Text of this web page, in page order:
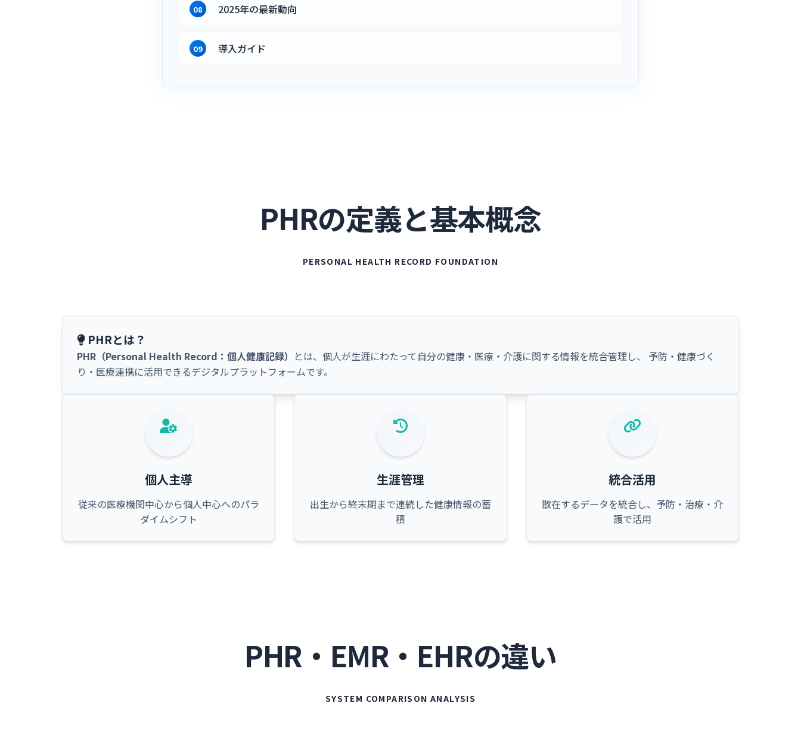
2025年の最新動向
導入ガイド
PHRの定義と基本概念
PERSONAL HEALTH RECORD FOUNDATION
PHRとは？
PHR（Personal Health Record：個人健康記録） とは、個人が生涯にわたって自分の健康・医療・介護に関する情報を統合管理し、 予防・健康づく
り・医療連携に活用できるデジタルプラットフォームです。
個人主導
従来の医療機関中心から個人中心へのパラ
ダイムシフト
生涯管理
出生から終末期まで連続した健康情報の蓄
積
統合活用
散在するデータを統合し、予防・治療・介
護で活用
PHR・EMR・EHRの違い
SYSTEM COMPARISON ANALYSIS